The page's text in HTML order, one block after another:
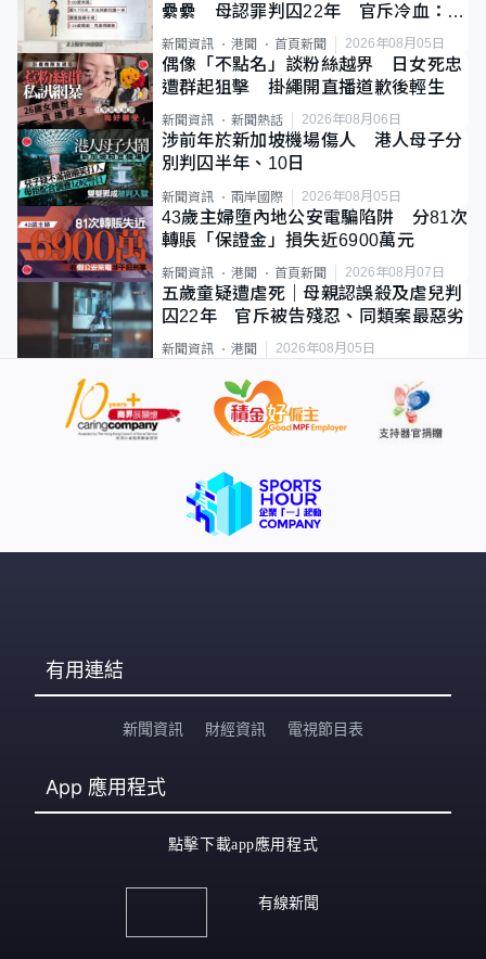
纍纍 母認罪判囚22年 官斥冷血：同
類案最惡劣
新聞資訊 港聞 首頁新聞 2026年08月05日
偶像「不點名」談粉絲越界 日女死忠
遭群起狙擊 掛繩開直播道歉後輕生
新聞資訊 新聞熱話 2026年08月06日
涉前年於新加坡機場傷人 港人母子分
別判囚半年、10日
新聞資訊 兩岸國際 2026年08月05日
43歲主婦墮內地公安電騙陷阱 分81次
轉賬「保證金」損失近6900萬元
新聞資訊 港聞 首頁新聞 2026年08月07日
五歲童疑遭虐死｜母親認誤殺及虐兒判
囚22年 官斥被告殘忍、同類案最惡劣
新聞資訊 港聞 2026年08月05日
有用連結
新聞資訊 財經資訊 電視節目表
App 應用程式
點擊下載app應用程式
有線新聞